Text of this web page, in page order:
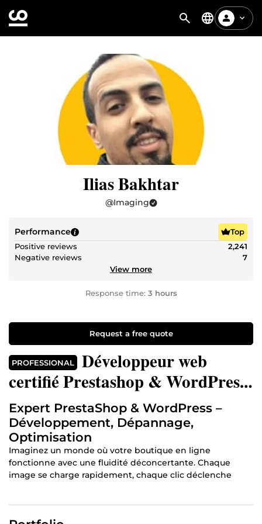
Ilias Bakhtar
@Imaging
Performance
Top
Positive reviews
2,241
Negative reviews
7
View more
Response time: 3 hours
Request a free quote
PROFESSIONAL
Développeur web
certifié Prestashop & WordPress
: réparation, dépannage et
création de site commerce
Expert PrestaShop & WordPress –
Développement, Dépannage,
Optimisation
Imaginez un monde où votre boutique en ligne
fonctionne avec une fluidité déconcertante. Chaque
image se charge rapidement, chaque clic déclenche